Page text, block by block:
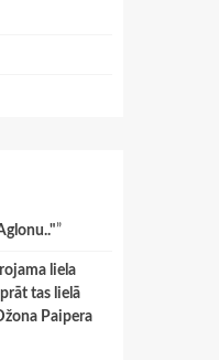
”
liela
tas lielā
Paipera